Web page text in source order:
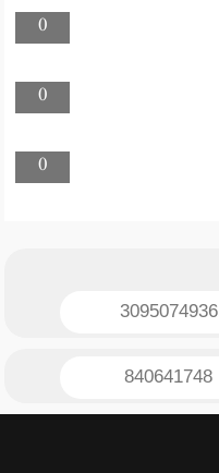
0
0
0
3095074936
840641748